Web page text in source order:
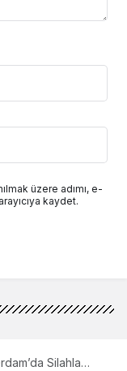
üzere adımı, e-
kaydet.
Silahla